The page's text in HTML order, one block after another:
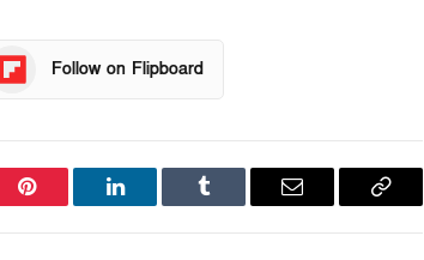
Follow on Flipboard
Pinterest LinkedIn Tumblr Email
Copy